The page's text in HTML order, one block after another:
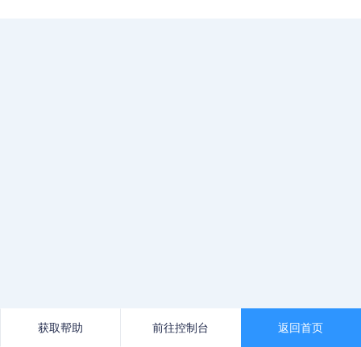
返回首页
前往控制台
获取帮助